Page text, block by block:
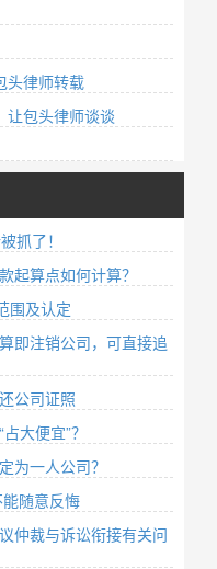
头律师转载
让包头律师谈谈
抓了！
起算点如何计算？
围及认定
即注销公司，可直接追
公司证照
大便宜”？
为一人公司？
随意反悔
仲裁与诉讼衔接有关问